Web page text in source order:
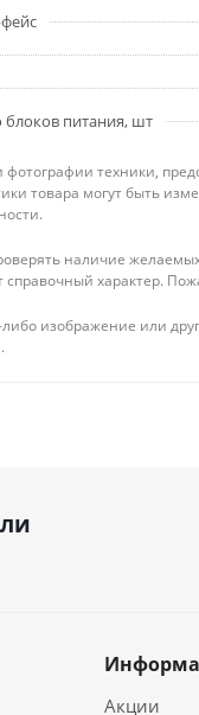
питания, шт
фотографии техники,
товара могут быть
наличие
характер.
либо изображение или
.
Акции